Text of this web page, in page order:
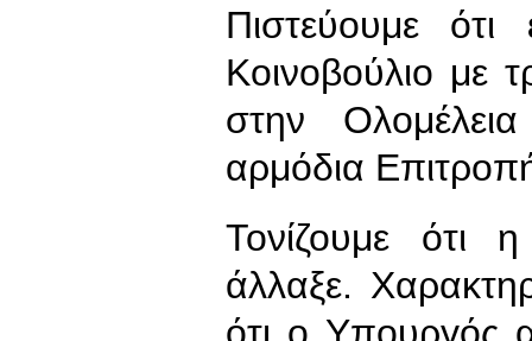
Πιστεύουμε
Κοινοβούλιο με
στην
αρμόδια
Τονίζουμε ότι
άλλαξε.